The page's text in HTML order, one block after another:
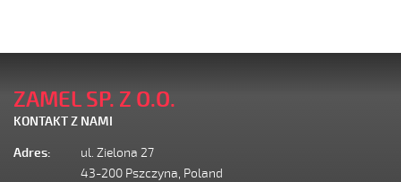
ZAMEL SP. Z O.O.
KONTAKT Z NAMI
Adres:
ul. Zielona 27
43-200 Pszczyna, Poland